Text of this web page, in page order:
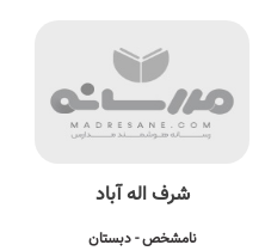
شرف اله آباد
نامشخص - دبستان